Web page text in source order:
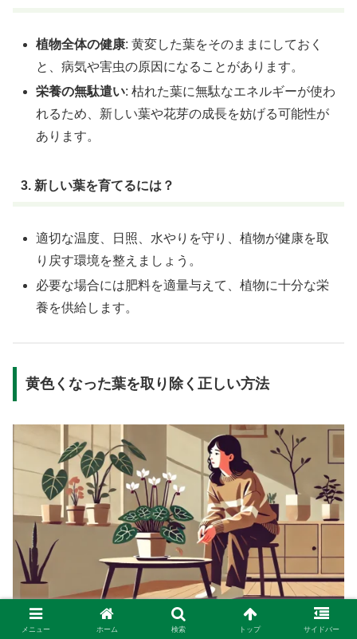
植物全体の健康: 黄変した葉をそのままにしておく
と、病気や害虫の原因になることがあります。
栄養の無駄遣い: 枯れた葉に無駄なエネルギーが使わ
れるため、新しい葉や花芽の成長を妨げる可能性が
あります。
3. 新しい葉を育てるには？
適切な温度、日照、水やりを守り、植物が健康を取
り戻す環境を整えましょう。
必要な場合には肥料を適量与えて、植物に十分な栄
養を供給します。
黄色くなった葉を取り除く正しい方法
midorioyayubi-hanasaku.com
メニュー ホーム 検索 トップ サイドバー